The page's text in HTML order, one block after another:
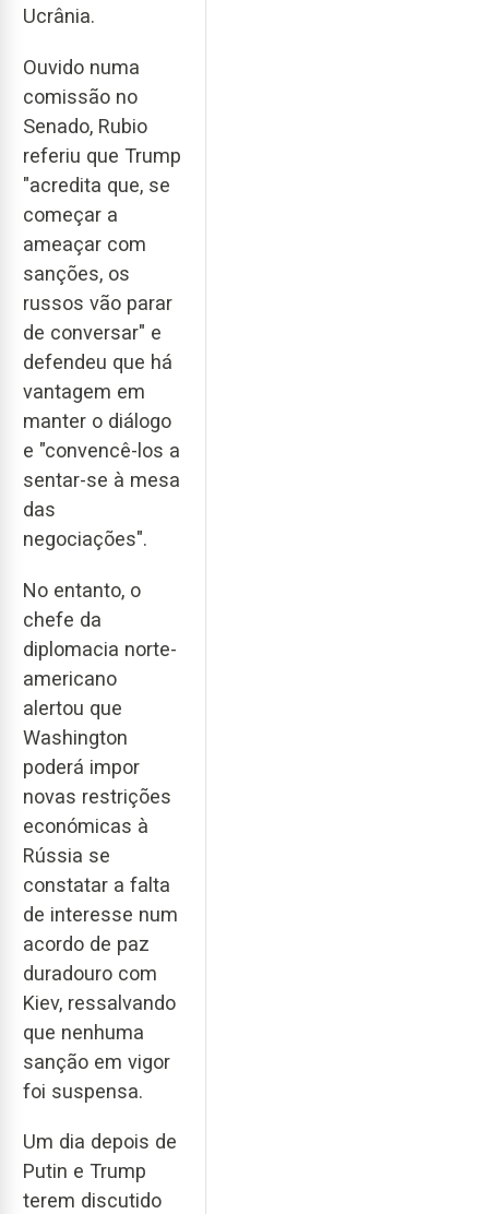
Ucrânia.
Ouvido numa
comissão no
Senado, Rubio
referiu que Trump
"acredita que, se
começar a
ameaçar com
sanções, os
russos vão parar
de conversar" e
defendeu que há
vantagem em
manter o diálogo
e "convencê-los a
sentar-se à mesa
das
negociações".
No entanto, o
chefe da
diplomacia norte-
americano
alertou que
Washington
poderá impor
novas restrições
económicas à
Rússia se
constatar a falta
de interesse num
acordo de paz
duradouro com
Kiev, ressalvando
que nenhuma
sanção em vigor
foi suspensa.
Um dia depois de
Putin e Trump
terem discutido